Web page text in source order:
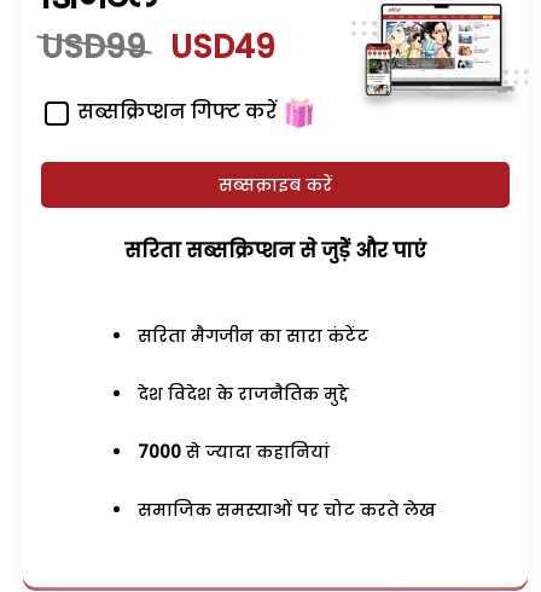
USD99 USD49
सब्सक्रिप्शन गिफ्ट करें
सब्सक्राइब करें
सरिता सब्सक्रिप्शन से जुड़ेें और पाएं
सरिता मैगजीन का सारा कंटेंट
देश विदेश के राजनैतिक मुद्दे
7000 से ज्यादा कहानियां
समाजिक समस्याओं पर चोट करते लेख